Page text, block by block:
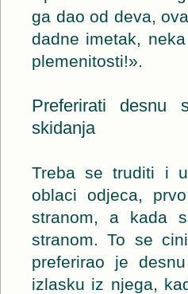
ga dao od deva,
dadne imetak,
plemenitosti!».
Preferirati desnu
skidanja
Treba se truditi i
oblaci odjeca,
stranom, a kada
stranom. To se
preferirao je
izlasku iz njega,